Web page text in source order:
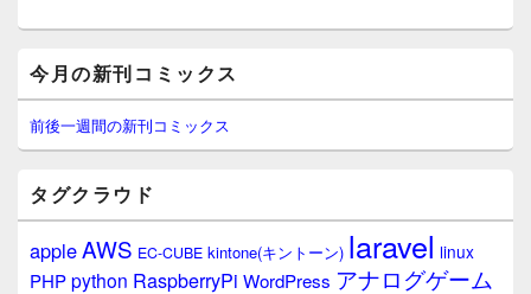
c
e
b
o
o
k
tt
er
e
イ
ン
サ
イ
ウ
ィ
ジ
今月の新刊コミックス
前後一週間の新刊コミックス
タグクラウド
appleAWS EC-CUBE kintone(キントーン) laravel linux
PHPpython RaspberryPi WordPress アナログゲーム